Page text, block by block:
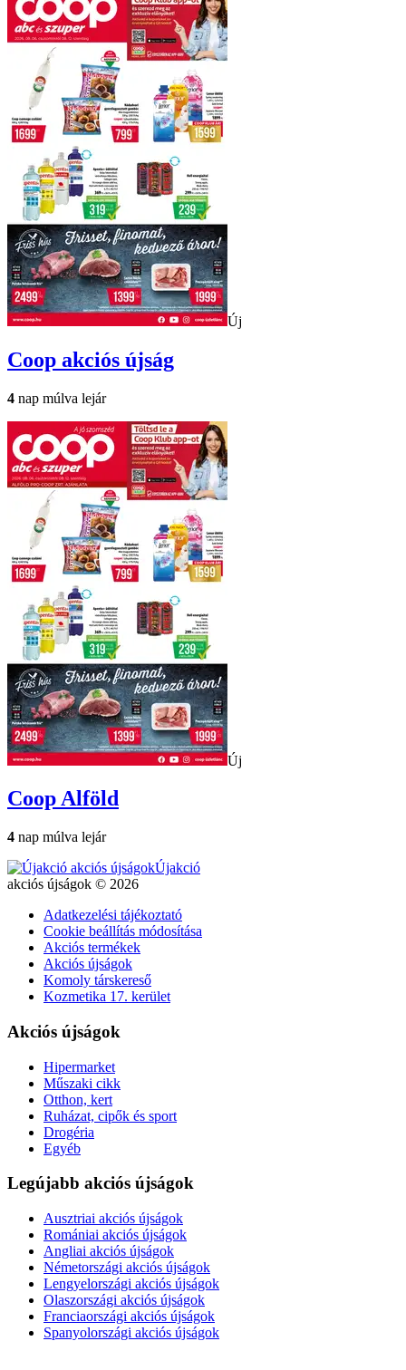
Új
Coop akciós újság
4 nap múlva lejár
Új
CoopAlföld
4 nap múlva lejár
Újakció
akciós újságok © 2026
Adatkezelési tájékoztató
Cookie beállítás módosítása
Akciós termékek
Akciós újságok
Komoly társkereső
Kozmetika 17. kerület
Akciós újságok
Hipermarket
Műszaki cikk
Otthon, kert
Ruházat, cipők és sport
Drogéria
Egyéb
Legújabb akciós újságok
Ausztriai akciós újságok
Romániai akciós újságok
Angliai akciós újságok
Németországi akciós újságok
Lengyelországi akciós újságok
Olaszországi akciós újságok
Franciaországi akciós újságok
Spanyolországi akciós újságok